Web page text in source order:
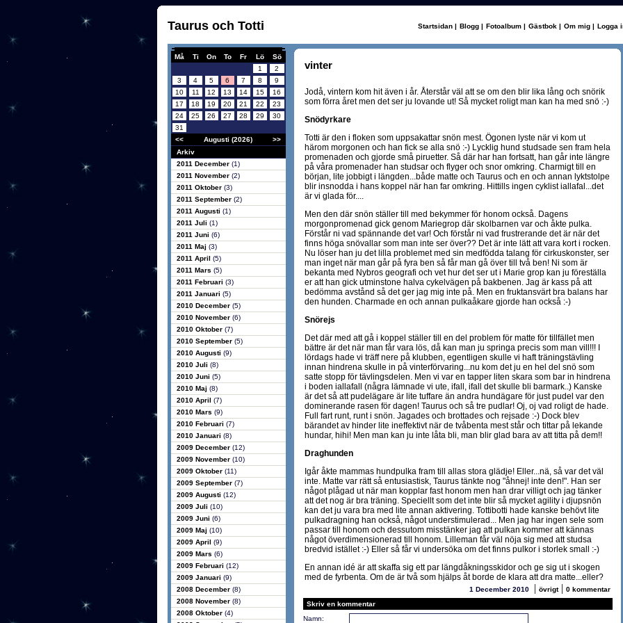
Taurus och Totti Startsidan | Blogg | Fotoalbum | Gästbok | Om mig | Logga
Må Ti On To Fr Lö
Sö
1
2
3
4 5 6 7 8
9
10
11 12 13 14 15
16
17
18 19 20 21 22
23
24
25 26 27 28 29
30
31
<<
Augusti (2026)
>>
Arkiv
2011 December (1)
2011 November (2)
2011 Oktober (3)
2011 September (2)
2011 Augusti (1)
2011 Juli (1)
2011 Juni (6)
2011 Maj (3)
2011 April (5)
2011 Mars (5)
2011 Februari (3)
2011 Januari (5)
2010 December (5)
2010 November (6)
2010 Oktober (7)
2010 September (5)
2010 Augusti (9)
2010 Juli (8)
2010 Juni (5)
2010 Maj (8)
2010 April (7)
2010 Mars (9)
2010 Februari (7)
2010 Januari (8)
2009 December (12)
2009 November (10)
2009 Oktober (11)
2009 September (7)
2009 Augusti (12)
2009 Juli (10)
2009 Juni (6)
2009 Maj (10)
2009 April (9)
2009 Mars (6)
2009 Februari (12)
2009 Januari (9)
2008 December (8)
2008 November (8)
2008 Oktober (4)
vinter
Jodå, vintern kom hit även i år. Återstår väl att se om den blir lika lång och snörik
som förra året men det ser ju lovande ut! Så mycket roligt man kan ha med snö :-)
Snödyrkare
Totti är den i floken som uppsakattar snön mest. Ögonen lyste när vi kom ut
härom morgonen och han fick se alla snö :-) Lycklig hund studsade sen fram hela
promenaden och gjorde små piruetter. Så där har han fortsatt, han går inte längre
på våra promenader han studsar och flyger och snor omkring. Charmigt till en
början, lite jobbigt i längden...både matte och Taurus och en och annan lyktstolpe
blir insnodda i hans koppel när han far omkring. Hittills ingen cyklist iallafal...det
är vi glada för....
Men den där snön ställer till med bekymmer för honom också. Dagens
morgonpromenad gick genom Mariegrop där skolbarnen var och åkte pulka.
Förstår ni vad spännande det var! Och förstår ni vad frustrerande det är när det
finns höga snövallar som man inte ser över?? Det är inte lätt att vara kort i rocken.
Nu löser han ju det lilla problemet med sin medfödda talang för cirkuskonster, ser
man inget när man går på fyra ben så får man gå över till två ben! Ni som är
bekanta med Nybros geografi och vet hur det ser ut i Marie grop kan ju föreställa
er att han gick utminstone halva cykelvägen på bakbenen. Jag är kass på att
bedömma avstånd så det ger jag mig inte på. Men en fruktansvärt bra balans har
den hunden. Charmade en och annan pulkaåkare gjorde han också :-)
Snörejs
Det där med att gå i koppel ställer till en del problem för matte för tillfället men
bättre är det när man får vara lös, då kan man ju springa precis som man vill!!! I
lördags hade vi träff nere på klubben, egentligen skulle vi haft träningstävling
innan hindrena skulle in på vinterförvaring...nu kom det ju en hel del snö som
satte stopp för tävlingsdelen. Men vi var en tapper liten skara som bar in hindrena
i boden iallafall (några lämnade vi ute, ifall, ifall det skulle bli barmark..) Kanske
är det så att pudelägare är lite tuffare än andra hundägare för just pudel var den
dominerande rasen för dagen! Taurus och så tre pudlar! Oj, oj vad roligt de hade.
Full fart runt, runt i snön. Jagades och brottades och rejsade :-) Dock blev
bärandet av hinder lite ineffektivt när de tvåbenta mest står och tittar på lekande
hundar, hihi! Men man kan ju inte låta bli, man blir glad bara av att titta på dem!!
Draghunden
Igår åkte mammas hundpulka fram till allas stora glädje! Eller...nä, så var det väl
inte. Matte var rätt så entusiastisk, Taurus tänkte nog "åhnej! inte den!". Han ser
något plågad ut när man kopplar fast honom men han drar villigt och jag tänker
att det nog är bra träning. Speciellt som det inte blir så mycket agility i djupsnön
kan det ju vara bra med lite annan aktivering. Tottibotti hade kanske behövt lite
pulkadragning han också, något understimulerad... Men jag har ingen sele som
passar till honom och dessutom misstänker jag att pulkan kommer att kännas
något överdimensionerad till honom. Lilleman får väl nöja sig med att studsa
bredvid istället :-) Eller så får vi undersöka om det finns pulkor i storlek small :-)
En annan idé är att skaffa sig ett par längdåkningsskidor och ge sig ut i skogen
med de fyrbenta. Om de är två som hjälps åt borde de klara att dra matte...eller?
1 December 2010 | övrigt| 0 kommentar
Skriv en kommentar
Namn: